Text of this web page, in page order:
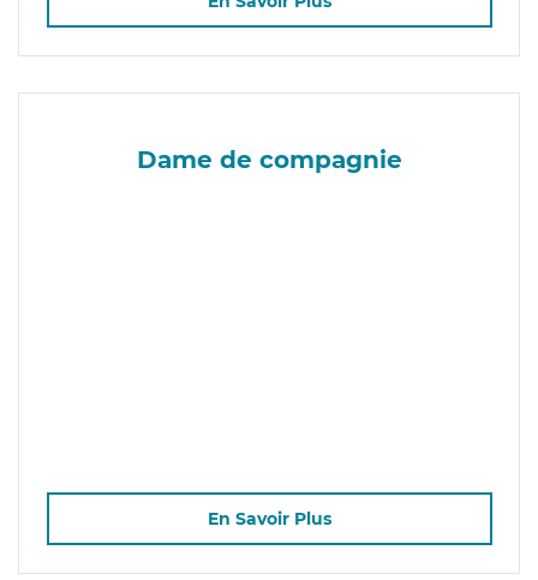
Dame de compagnie
En Savoir Plus